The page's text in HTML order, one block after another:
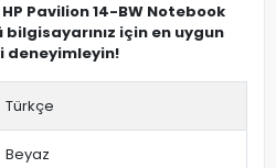
Pavilion 14-BW Notebook
için en uygun
deneyimleyin!
Türkçe
Beyaz